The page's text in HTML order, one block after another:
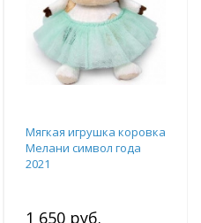
Мягкая игрушка коровка
Мелани символ года
2021
1 650 руб.